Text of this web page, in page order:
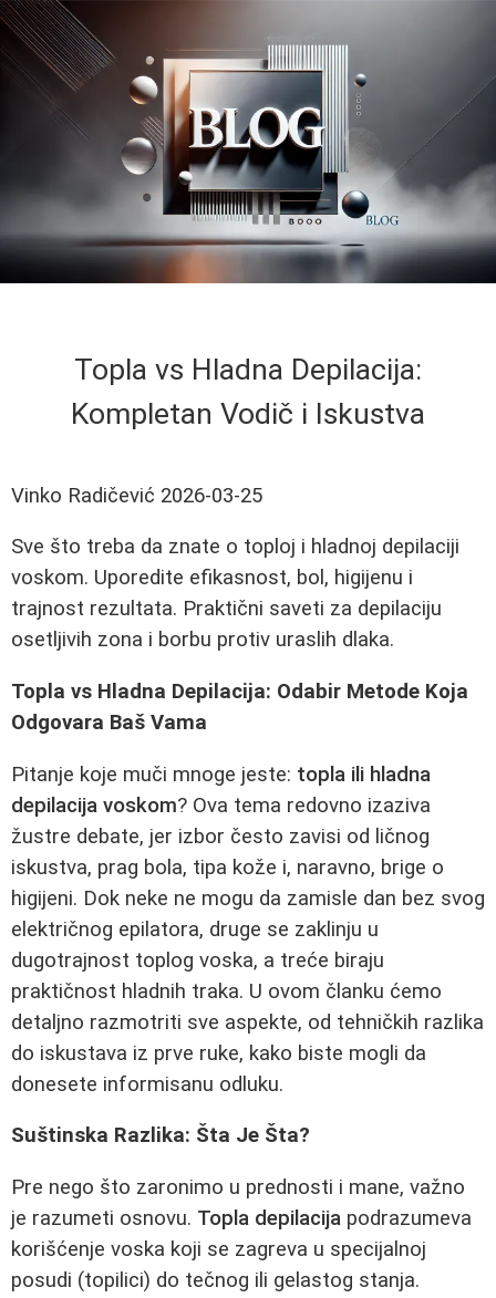
Topla vs Hladna Depilacija:
Kompletan Vodič i Iskustva
Vinko Radičević 2026-03-25
Sve što treba da znate o toploj i hladnoj depilaciji
voskom. Uporedite efikasnost, bol, higijenu i
trajnost rezultata. Praktični saveti za depilaciju
osetljivih zona i borbu protiv uraslih dlaka.
Topla vs Hladna Depilacija: Odabir Metode Koja
Odgovara Baš Vama
Pitanje koje muči mnoge jeste: topla ili hladna
depilacija voskom? Ova tema redovno izaziva
žustre debate, jer izbor često zavisi od ličnog
iskustva, prag bola, tipa kože i, naravno, brige o
higijeni. Dok neke ne mogu da zamisle dan bez svog
električnog epilatora, druge se zaklinju u
dugotrajnost toplog voska, a treće biraju
praktičnost hladnih traka. U ovom članku ćemo
detaljno razmotriti sve aspekte, od tehničkih razlika
do iskustava iz prve ruke, kako biste mogli da
donesete informisanu odluku.
Suštinska Razlika: Šta Je Šta?
Pre nego što zaronimo u prednosti i mane, važno
je razumeti osnovu. Topla depilacija podrazumeva
korišćenje voska koji se zagreva u specijalnoj
posudi (topilici) do tečnog ili gelastog stanja.